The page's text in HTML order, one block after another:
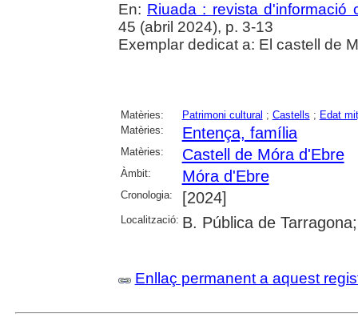
En: Riuada : revista d'informació
45 (abril 2024), p. 3-13
Exemplar dedicat a: El castell de
Matèries: Patrimoni cultural ; Castells ; Edat
Matèries:
Entença, família
Matèries: Castell de Móra d'Ebre
Àmbit: Móra d'Ebre
Cronologia: [2024]
Localització: B. Pública de
Enllaç permanent a aquest